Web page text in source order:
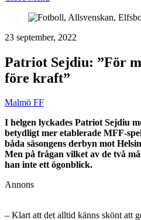
23 september, 2022
Patriot Sejdiu: ”För
före kraft”
Malmö FF
I helgen lyckades Patriot Sejdiu
betydligt mer etablerade MFF-
båda säsongens derbyn mot
Men på frågan vilket av de två
han inte ett ögonblick.
Annons
– Klart att det alltid känns skönt att